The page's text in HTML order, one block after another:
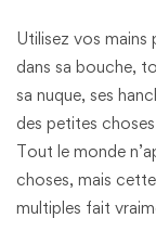
Utilisez vos
dans sa bouche,
sa nuque, ses
des petites
Tout le monde
choses, mais
multiples fait